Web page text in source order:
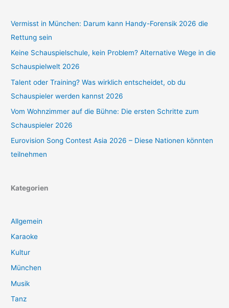
Vermisst in München: Darum kann Handy-Forensik 2026 die
Rettung sein
Keine Schauspielschule, kein Problem? Alternative Wege in die
Schauspielwelt 2026
Talent oder Training? Was wirklich entscheidet, ob du
Schauspieler werden kannst 2026
Vom Wohnzimmer auf die Bühne: Die ersten Schritte zum
Schauspieler 2026
Eurovision Song Contest Asia 2026 – Diese Nationen könnten
teilnehmen
Kategorien
Allgemein
Karaoke
Kultur
München
Musik
Tanz